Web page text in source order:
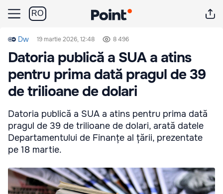
RO
Dw 19 martie 2026, 12:48 8 496
Datoria publică a SUA a atins
pentru prima dată pragul de 39
de trilioane de dolari
Datoria publică a SUA a atins pentru prima dată
pragul de 39 de trilioane de dolari, arată datele
Departamentului de Finanțe al țării, prezentate
pe 18 martie.